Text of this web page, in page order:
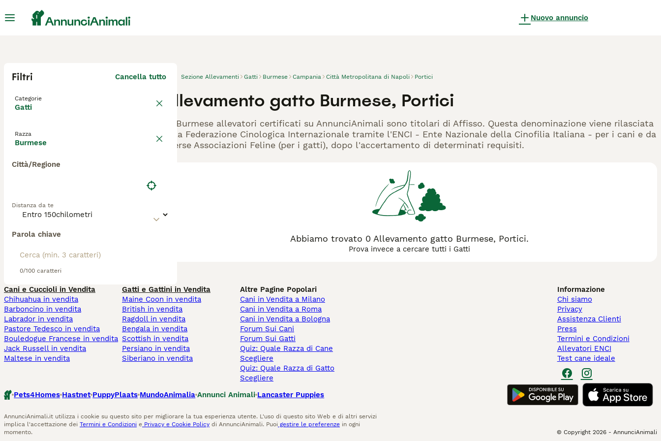
Nuovo annuncio
Filtri Cancella tutto
Categorie
Gatti
Razza
Burmese
Città/Regione
Distanza da te
Parola chiave
0/100 caratteri
Sezione Allevamenti Gatti Burmese Campania Città Metropolitana di Napoli Portici
Allevamento gatto Burmese, Portici
Gli Burmese allevatori certificati su AnnunciAnimali sono titolari di Affisso. Questa denominazione viene rilasciata
dalla Federazione Cinologica Internazionale tramite l'ENCI - Ente Nazionale della Cinofilia Italiana - per i cani e da
diverse Associazioni Feline (per i gatti), dopo l'accertamento di determinati requisiti.
Abbiamo trovato 0 Allevamento gatto Burmese, Portici.
Prova invece a cercare tutti i Gatti
Cani e Cuccioli in Vendita
Chihuahua in vendita
Barboncino in vendita
Labrador in vendita
Pastore Tedesco in vendita
Bouledogue Francese in vendita
Jack Russell in vendita
Maltese in vendita
Gatti e Gattini in Vendita
Maine Coon in vendita
British in vendita
Ragdoll in vendita
Bengala in vendita
Scottish in vendita
Persiano in vendita
Siberiano in vendita
Altre Pagine Popolari
Cani in Vendita a Milano
Cani in Vendita a Roma
Cani in Vendita a Bologna
Forum Sui Cani
Forum Sui Gatti
Quiz: Quale Razza di Cane
Scegliere
Quiz: Quale Razza di Gatto
Scegliere
Informazione
Chi siamo
Privacy
Assistenza Clienti
Press
Termini e Condizioni
Allevatori ENCI
Test cane ideale
Pets4Homes Hastnet PuppyPlaats MundoAnimalia Annunci Animali Lancaster Puppies
AnnunciAnimali.it utilizza i cookie su questo sito per migliorare la tua esperienza utente. L'uso di questo sito Web e di altri servizi
implica l'accettazione dei Termini e Condizioni e Privacy e Cookie Policy di AnnunciAnimali. Puoi gestire le preferenze in ogni
momento.
© Copyright 2026 - AnnunciAnimali